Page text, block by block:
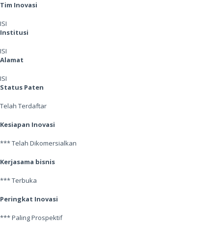
Tim Inovasi
ISI
Institusi
ISI
Alamat
ISI
Status Paten
Telah Terdaftar
Kesiapan Inovasi
*** Telah Dikomersialkan
Kerjasama bisnis
*** Terbuka
Peringkat Inovasi
*** Paling Prospektif